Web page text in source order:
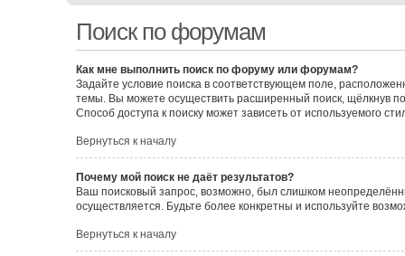
Поиск по форумам
Как мне выполнить поиск по форуму или форумам?
Задайте условие поиска в соответствующем поле,
темы. Вы можете осуществить расширенный поиск, щёлкнув
Способ доступа к поиску может зависеть от используемого
Вернуться к началу
Почему мой поиск не даёт результатов?
Ваш поисковый запрос, возможно, был слишком
осуществляется. Будьте более конкретны и используйте
Вернуться к началу